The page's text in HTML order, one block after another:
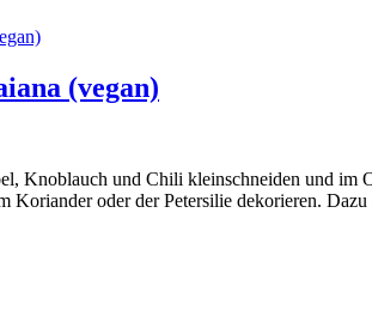
(vegan)
Knoblauch und Chili kleinschneiden und im
oder der Petersilie dekorieren.